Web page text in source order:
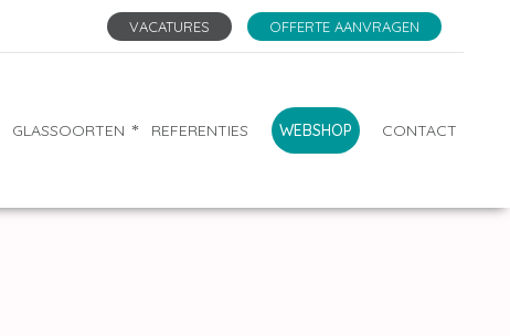
VACATURES OFFERTE AANVRAGEN
GLASSOORTEN REFERENTIES WEBSHOP CONTACT